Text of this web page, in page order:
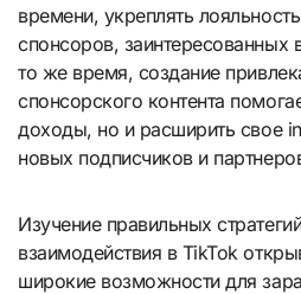
времени, укреплять
спонсоров, заинтересованных
то же время, создание
спонсорского контента
доходы, но и расширить свое
новых подписчиков и
Изучение правильных
взаимодействия в TikTok
широкие возможности для